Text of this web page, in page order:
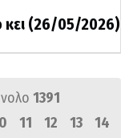
(26/05/2026)
1391
11 12 13
14